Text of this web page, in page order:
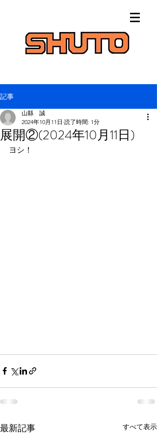
記事
展開②(2024年10月11日)
山縣 誠
2024年10月11日 読了時間: 1分
ヨシ！
最新記事 すべて表示